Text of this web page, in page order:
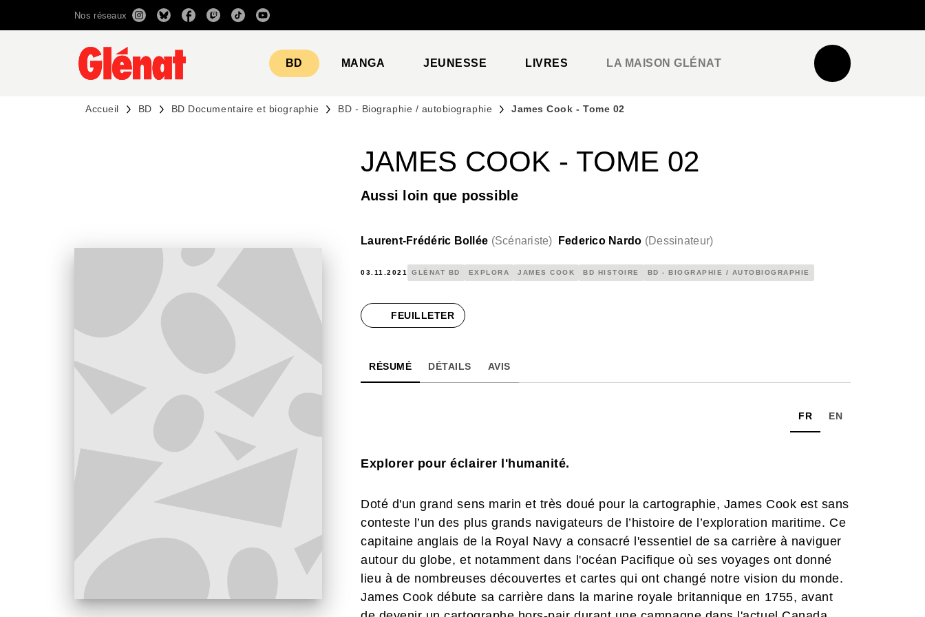
RECHERCHE CONTENU
Nos réseaux
BD MANGA JEUNESSE LIVRES LA MAISON GLÉNAT
Accueil BD BD Documentaire et biographie BD - Biographie / autobiographie James Cook - Tome 02
JAMES COOK - TOME 02
Aussi loin que possible
Laurent-Frédéric Bollée (Scénariste) Federico Nardo (Dessinateur)
03.11.2021 GLÉNAT BD EXPLORA JAMES COOK BD HISTOIRE BD - BIOGRAPHIE / AUTOBIOGRAPHIE
FEUILLETER
RÉSUMÉ DÉTAILS AVIS
FR EN
Explorer pour éclairer l'humanité.
Doté d'un grand sens marin et très doué pour la cartographie, James Cook est sans
conteste l’un des plus grands navigateurs de l’histoire de l’exploration maritime. Ce
capitaine anglais de la Royal Navy a consacré l'essentiel de sa carrière à naviguer
autour du globe, et notamment dans l'océan Pacifique où ses voyages ont donné
lieu à de nombreuses découvertes et cartes qui ont changé notre vision du monde.
James Cook débute sa carrière dans la marine royale britannique en 1755, avant